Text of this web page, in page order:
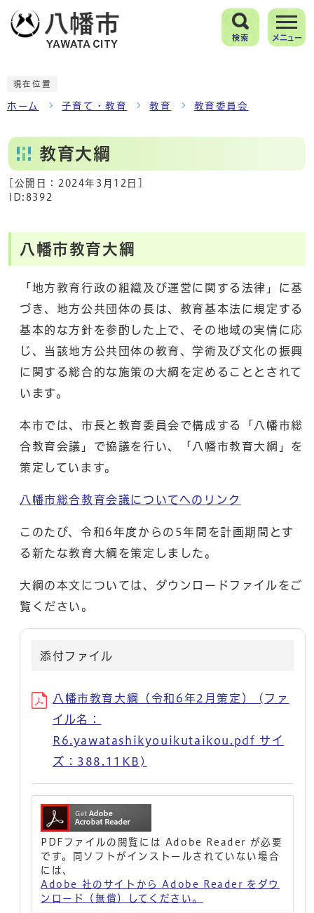
検索 メニュー
現在位置
ホーム 子育て・教育 教育 教育委員会
教育大綱
[公開日： 2024年3月12日
ID:8392
八幡市教育大綱
「地方教育行政の組織及び運営に関する法律」に基
づき、地方公共団体の長は、教育基本法に規定する
基本的な方針を参酌した上で、その地域の実情に応
じ、当該地方公共団体の教育、学術及び文化の振興
に関する総合的な施策の大綱を定めることとされて
います。
本市では、市長と教育委員会で構成する「八幡市総
合教育会議」で協議を行い、「八幡市教育大綱」を
策定しています。
八幡市総合教育会議についてへのリンク
このたび、令和6年度からの5年間を計画期間とす
る新たな教育大綱を策定しました。
大綱の本文については、ダウンロードファイルをご
覧ください。
添付ファイル
八幡市教育大綱（令和6年2月策定） (ファ
イル名：
R6.yawatashikyouikutaikou.pdf サイ
ズ：388.11KB)
PDFファイルの閲覧には Adobe Reader が必要
です。同ソフトがインストールされていない場合
には、
Adobe 社のサイトから Adobe Reader をダウ
ンロード（無償）してください。